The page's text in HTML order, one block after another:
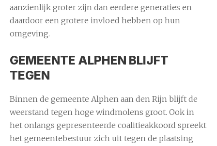
aanzienlijk groter zijn dan eerdere generaties en
daardoor een grotere invloed hebben op hun
omgeving.
GEMEENTE ALPHEN BLIJFT
TEGEN
Binnen de gemeente Alphen aan den Rijn blijft de
weerstand tegen hoge windmolens groot. Ook in
het onlangs gepresenteerde coalitieakkoord spreekt
het gemeentebestuur zich uit tegen de plaatsing